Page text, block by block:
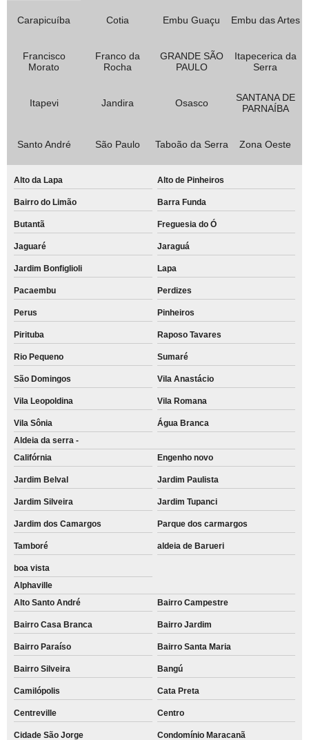
Carapicuíba Cotia Embu Guaçu Embu das Artes
Francisco
Morato
Franco da
Rocha
GRANDE SÃO
PAULO
Itapecerica da
Serra
Itapevi Jandira Osasco
SANTANA DE
PARNAÍBA
Santo André São Paulo Taboão da Serra Zona Oeste
Alto da Lapa Alto de Pinheiros
Bairro do Limão Barra Funda
Butantã Freguesia do Ó
Jaguaré Jaraguá
Jardim Bonfiglioli Lapa
Pacaembu Perdizes
Perus Pinheiros
Pirituba Raposo Tavares
Rio Pequeno Sumaré
São Domingos Vila Anastácio
Vila Leopoldina Vila Romana
Vila Sônia
Água Branca
Aldeia da serra -
Califórnia
Engenho novo
Jardim Belval Jardim Paulista
Jardim Silveira Jardim Tupanci
Jardim dos Camargos Parque dos carmargos
Tamboré aldeia de Barueri
boa vista
Alphaville
Alto Santo André
Bairro Campestre
Bairro Casa Branca Bairro Jardim
Bairro Paraíso Bairro Santa Maria
Bairro Silveira Bangú
Camilópolis Cata Preta
Centreville Centro
Cidade São Jorge Condomínio Maracanã